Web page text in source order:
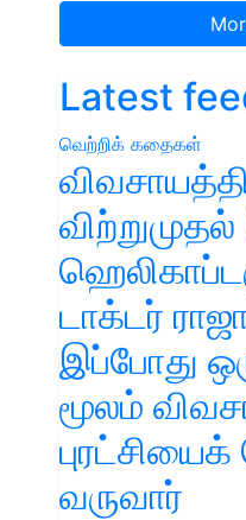
Latest
வெற்றிக் கதைகள்
டாக்டர்
இப்போது
மூலம்
வருவார்